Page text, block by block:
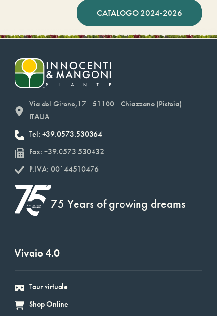
CATALOGO 2024-2026
Via del Girone,17 - 51100 - Chiazzano (Pistoia)
ITALIA
Tel: +39.0573.530364
Fax: +39.0573.530432
P.IVA: 00144510476
75 Years of growing dreams
Vivaio 4.0
Tour virtuale
Shop Online